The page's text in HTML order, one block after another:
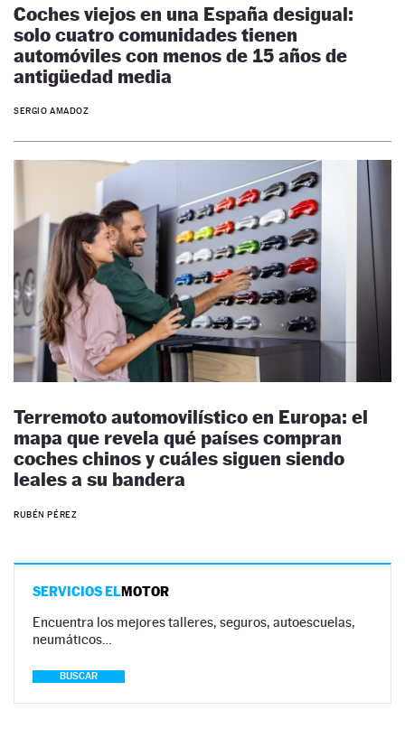
Coches viejos en una España desigual:
solo cuatro comunidades tienen
automóviles con menos de 15 años de
antigüedad media
SERGIO AMADOZ
Terremoto automovilístico en Europa: el
mapa que revela qué países compran
coches chinos y cuáles siguen siendo
leales a su bandera
RUBÉN PÉREZ
SERVICIOS ELMOTOR
Encuentra los mejores talleres, seguros, autoescuelas,
neumáticos…
BUSCAR